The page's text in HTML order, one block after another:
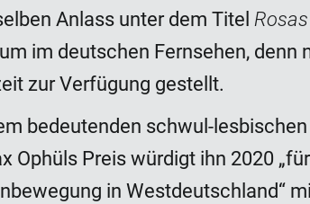
Anlass unter dem Titel
im deutschen Fernsehen, denn
zur Verfügung gestellt.
bedeutenden schwul-
Ophüls Preis würdigt ihn 2020
in Westdeutschland“